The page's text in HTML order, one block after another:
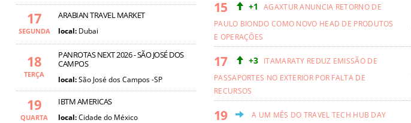
17
SEGUNDA
ARABIAN TRAVEL MARKET
local: Dubai
18
TERÇA
PANROTAS NEXT 2026 - SÃO JOSÉ DOS
CAMPOS
local:São José dos Campos -SP
19
QUARTA
IBTM AMERICAS
local:Cidade do México
+1
AGAXTUR ANUNCIA RETORNO DE
PAULO BIONDO COMO NOVO HEAD DE PRODUTOS
E OPERAÇÕES
+3 ITAMARATY REDUZ EMISSÃO DE
PASSAPORTES NO EXTERIOR POR FALTA DE
RECURSOS
A UM MÊS DO TRAVEL TECH HUB DAY